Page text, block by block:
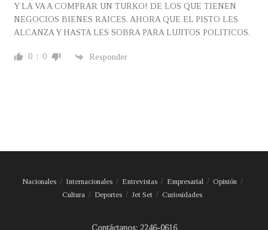
Y LA VA A COMPRAR UN TURKO! DE LOS QUE TIENEN
NEGOCIOS BIENES RAICES. AHORA QUE EL PISTO LES
ALCANZA Y HASTA LES SOBRA PARA LUJITOS POLITICOS.
0 0 Responder
Nacionales Internacionales Entrevistas Empresarial
Opinión
Cultura
Deportes Jet Set Curiosidades
Contáctanos: 2246-0616